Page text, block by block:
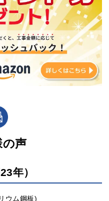
の声
年）
ウム鋼板)